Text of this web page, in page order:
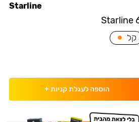
Starline
Starline
קל
הוספה לעגלת קניות +